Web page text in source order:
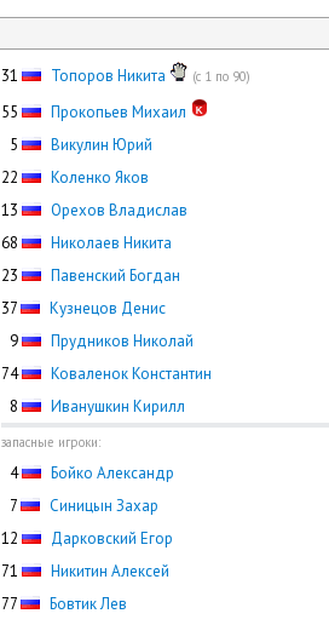
31 Топоров Никита (с 1 по 90)
55
Прокопьев Михаил
5
Викулин Юрий
22
Коленко Яков
13
Орехов Владислав
68
Николаев Никита
23
Павенский Богдан
37
Кузнецов Денис
9
Прудников Николай
74
Коваленок Константин
8 Иванушкин Кирилл
запасные игроки:
4
Бойко Александр
7
Синицын Захар
12
Дарковский Егор
71
Никитин Алексей
77
Бовтик Лев